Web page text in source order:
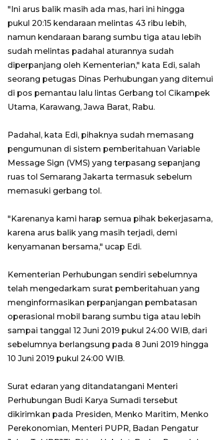
"Ini arus balik masih ada mas, hari ini hingga
pukul 20:15 kendaraan melintas 43 ribu lebih,
namun kendaraan barang sumbu tiga atau lebih
sudah melintas padahal aturannya sudah
diperpanjang oleh Kementerian," kata Edi, salah
seorang petugas Dinas Perhubungan yang ditemui
di pos pemantau lalu lintas Gerbang tol Cikampek
Utama, Karawang, Jawa Barat, Rabu.
Padahal, kata Edi, pihaknya sudah memasang
pengumunan di sistem pemberitahuan Variable
Message Sign (VMS) yang terpasang sepanjang
ruas tol Semarang Jakarta termasuk sebelum
memasuki gerbang tol.
"Karenanya kami harap semua pihak bekerjasama,
karena arus balik yang masih terjadi, demi
kenyamanan bersama," ucap Edi.
Kementerian Perhubungan sendiri sebelumnya
telah mengedarkam surat pemberitahuan yang
menginformasikan perpanjangan pembatasan
operasional mobil barang sumbu tiga atau lebih
sampai tanggal 12 Juni 2019 pukul 24:00 WIB, dari
sebelumnya berlangsung pada 8 Juni 2019 hingga
10 Juni 2019 pukul 24:00 WIB.
Surat edaran yang ditandatangani Menteri
Perhubungan Budi Karya Sumadi tersebut
dikirimkan pada Presiden, Menko Maritim, Menko
Perekonomian, Menteri PUPR, Badan Pengatur